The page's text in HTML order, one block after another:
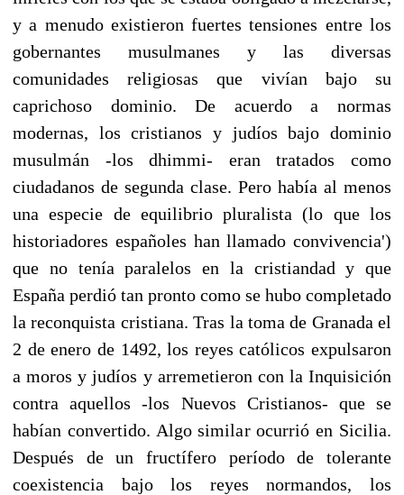
y a menudo existieron fuertes tensiones entre los
gobernantes musulmanes y las diversas
comunidades religiosas que vivían bajo su
caprichoso dominio. De acuerdo a normas
modernas, los cristianos y judíos bajo dominio
musulmán -los dhimmi- eran tratados como
ciudadanos de segunda clase. Pero había al menos
una especie de equilibrio pluralista (lo que los
historiadores españoles han llamado convivencia')
que no tenía paralelos en la cristiandad y que
España perdió tan pronto como se hubo completado
la reconquista cristiana. Tras la toma de Granada el
2 de enero de 1492, los reyes católicos expulsaron
a moros y judíos y arremetieron con la Inquisición
contra aquellos -los Nuevos Cristianos- que se
habían convertido. Algo similar ocurrió en Sicilia.
Después de un fructífero período de tolerante
coexistencia bajo los reyes normandos, los